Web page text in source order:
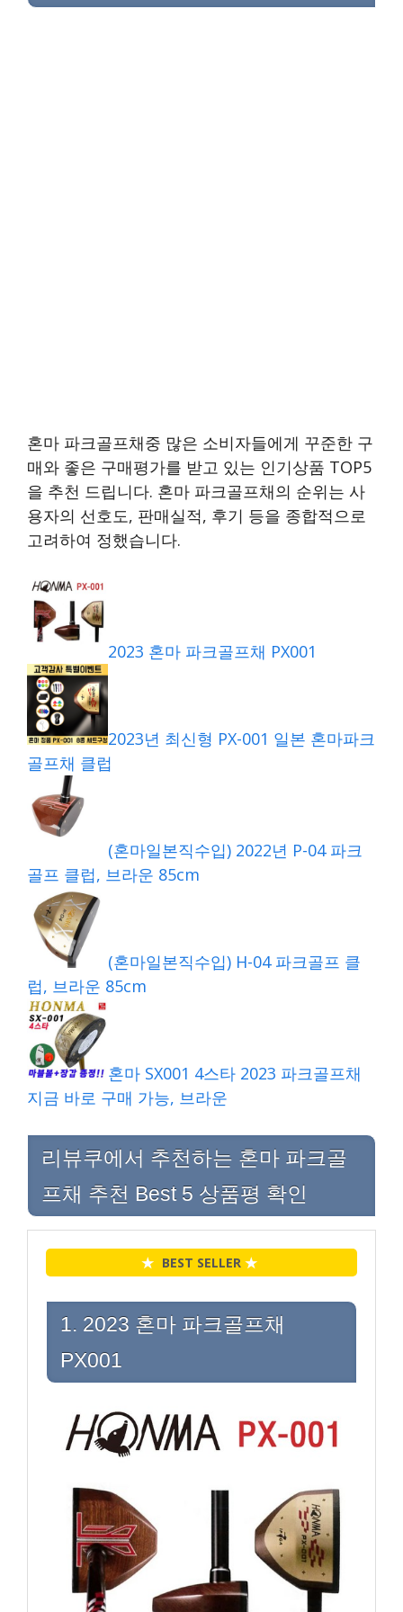
혼마 파크골프채중 많은 소비자들에게 꾸준한 구
매와 좋은 구매평가를 받고 있는 인기상품 TOP5
을 추천 드립니다. 혼마 파크골프채의 순위는 사
용자의 선호도, 판매실적, 후기 등을 종합적으로
고려하여 정했습니다.
2023 혼마 파크골프채 PX001
2023년 최신형 PX-001 일본 혼마파크
골프채 클럽
(혼마일본직수입) 2022년 P-04 파크
골프 클럽, 브라운 85cm
(혼마일본직수입) H-04 파크골프 클
럽, 브라운 85cm
혼마 SX001 4스타 2023 파크골프채
지금 바로 구매 가능, 브라운
리뷰쿠에서 추천하는 혼마 파크골
프채 추천 Best 5 상품평 확인
★ BEST SELLER ★
1. 2023 혼마 파크골프채
PX001